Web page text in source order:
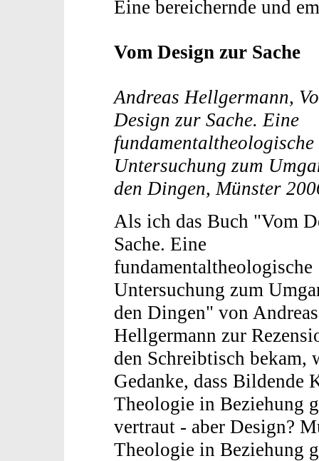
Eine bereichernde und
Vom Design zur Sache
Andreas Hellgermann,
Design zur Sache. Eine
fundamentaltheologische
Untersuchung zum
den Dingen, Münster
Als ich das Buch "Vom
Sache. Eine
fundamentaltheologische
Untersuchung zum
den Dingen" von Andreas
Hellgermann zur
den Schreibtisch
Gedanke, dass
Theologie in Beziehung
vertraut - aber Design?
Theologie in Beziehung